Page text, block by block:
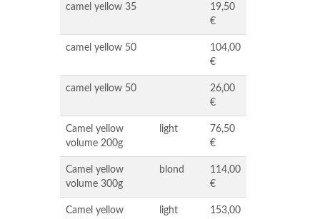
camel yellow 35
19,50
€
camel yellow 50
104,00
€
camel yellow 50
26,00
€
Camel yellow
volume 200g
light
76,50
€
Camel yellow
volume 300g
blond
114,00
€
Camel yellow
light
153,00